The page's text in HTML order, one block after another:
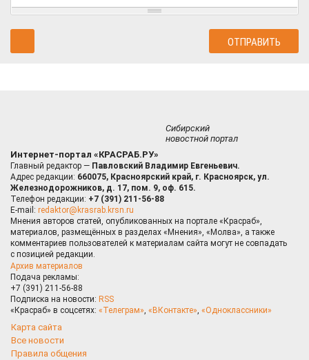
Сибирский
новостной портал
Интернет-портал «КРАСРАБ.РУ»
Главный редактор — Павловский Владимир Евгеньевич.
Адрес редакции: 660075, Красноярский край, г. Красноярск, ул.
Железнодорожников, д. 17, пом. 9, оф. 615.
Телефон редакции: +7 (391) 211-56-88
E-mail: redaktor@krasrab.krsn.ru
Мнения авторов статей, опубликованных на портале «Красраб»,
материалов, размещённых в разделах «Мнения», «Молва», а также
комментариев пользователей к материалам сайта могут не совпадать
с позицией редакции.
Архив материалов
Подача рекламы:
+7 (391) 211-56-88
Подписка на новости: RSS
«Красраб» в соцсетях: «Телеграм», «ВКонтакте», «Одноклассники»
Карта сайта
Все новости
Правила общения